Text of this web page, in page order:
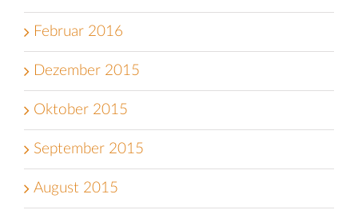
Februar 2016
Dezember 2015
Oktober 2015
September 2015
August 2015